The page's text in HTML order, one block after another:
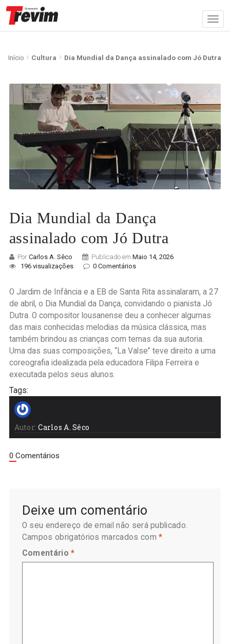
Início Cultura Dia Mundial da Dança assinalado com Jó Dutra
Dia Mundial da Dança
assinalado com Jó Dutra
Por Carlos A. Sêco Publicado em Maio 14, 2026
196 visualizações
0 Comentários
O Jardim de Infância e a EB de Santa Rita assinalaram, a 27
de abril, o Dia Mundial da Dança, convidando o pianista Jó
Dutra. O compositor lousanense deu a conhecer algumas
das mais conhecidas melodias da música clássica, mas
também brindou as crianças com temas da sua autoria.
Uma das suas composições, “La Valse” teve direito a uma
coreografia idealizada pela educadora Filipa Ferreira e
executada pelos seus alunos.
Tags:
Autor: Carlos A. Sêco
0 Comentários
Deixe um comentário
O seu endereço de email não será publicado.
Campos obrigatórios marcados com*
Comentário*